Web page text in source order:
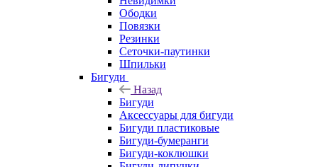
Ободки
Повязки
Резинки
Сеточки-паутинки
Шпильки
Бигуди
Назад
Бигуди
Аксессуары для бигуди
Бигуди пластиковые
Бигуди-бумеранги
Бигуди-коклюшки